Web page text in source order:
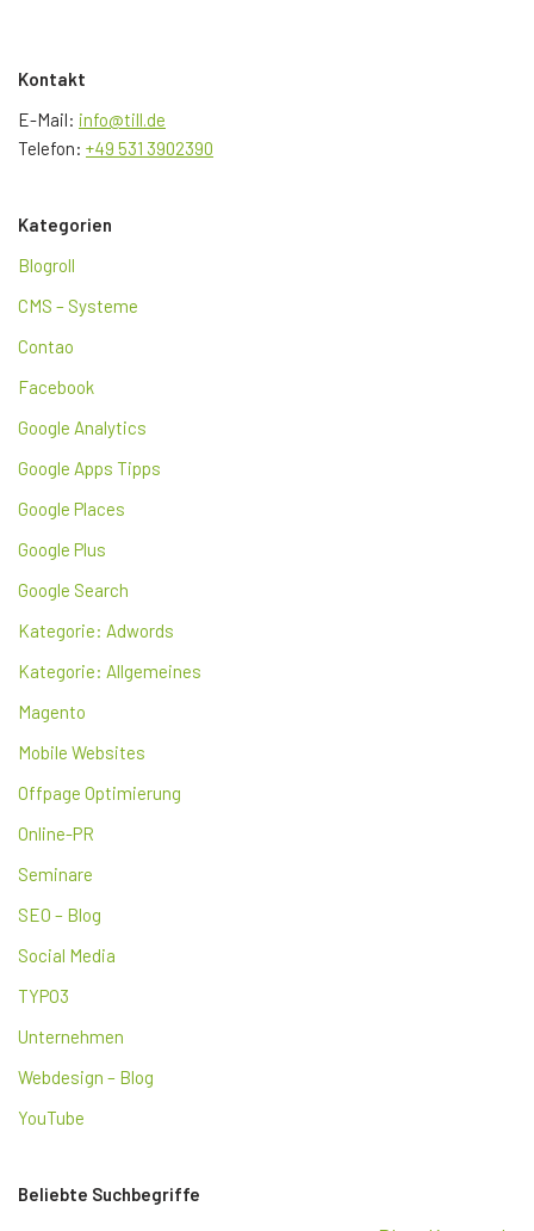
Kontakt
E-Mail: info@till.de
Telefon: +49 531 3902390
Kategorien
Blogroll
CMS – Systeme
Contao
Facebook
Google Analytics
Google Apps Tipps
Google Places
Google Plus
Google Search
Kategorie: Adwords
Kategorie: Allgemeines
Magento
Mobile Websites
Offpage Optimierung
Online-PR
Seminare
SEO – Blog
Social Media
TYPO3
Unternehmen
Webdesign – Blog
YouTube
Beliebte Suchbegriffe